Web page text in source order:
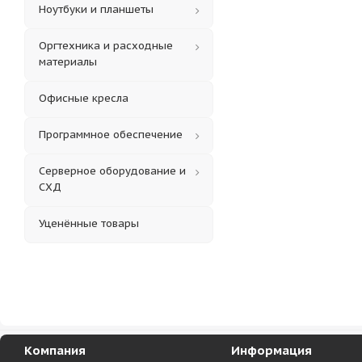
Ноутбуки и планшеты
Оргтехника и расходные
материалы
Офисные кресла
Программное обеспечение
Серверное оборудование и
СХД
Уценённые товары
Компания Информация